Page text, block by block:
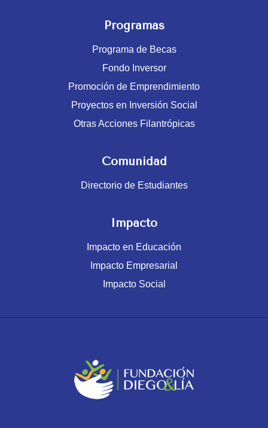
Programas
Programa de Becas
Fondo Inversor
Promoción de Emprendimiento
Proyectos en Inversión Social
Otras Acciones Filantrópicas
Comunidad
Directorio de Estudiantes
Impacto
Impacto en Educación
Impacto Empresarial
Impacto Social